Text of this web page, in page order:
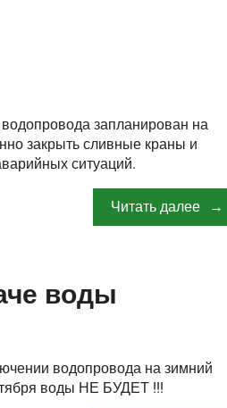
запланирован на
закрыть сливные краны и
ситуаций.
Читать далее
воды
водопровода на зимний
воды НЕ БУДЕТ !!!